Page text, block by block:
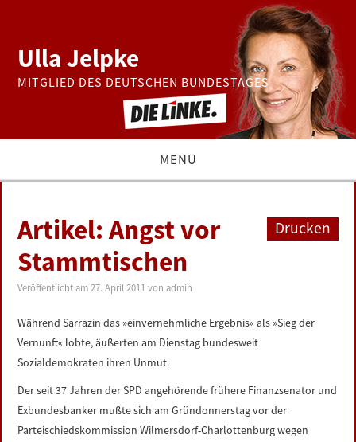
Ulla Jelpke
MITGLIED DES DEUTSCHEN BUNDESTAGES
MENU
BUNDESTAG
PRESSE
ZUR PERSON
LINKS
DATENSCHUTZERKLÄRUNG
Drucken
Artikel: Angst vor
Stammtischen
Veröffentlicht am27. April 2011 vonadmin
Während Sarrazin das »einvernehmliche Ergebnis« als »Sieg der
Vernunft« lobte, äußerten am Dienstag bundesweit
Sozialdemokraten ihren Unmut.
Der seit 37 Jahren der SPD angehörende frühere Finanzsenator und
Exbundesbanker mußte sich am Gründonnerstag vor der
Parteischiedskommission Wilmersdorf-Charlottenburg wegen